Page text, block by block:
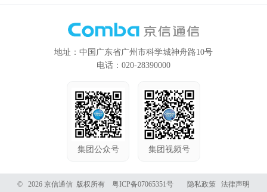
地址：中国广东省广州市科学城神舟路10号
电话：020-28390000
集团公众号 集团视频号
© 2026 京信通信 版权所有 粤ICP备07065351号 隐私政策 法律声明